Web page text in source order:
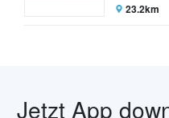
23.2km
Jetzt App